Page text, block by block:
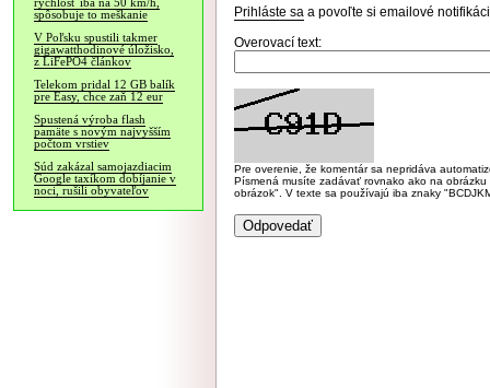
rýchlosť iba na 50 km/h,
spôsobuje to meškanie
V Poľsku spustili takmer
gigawatthodinové úložisko,
z LiFePO4 článkov
Telekom pridal 12 GB balík
pre Easy, chce zaň 12 eur
Spustená výroba flash
pamäte s novým najvyšším
počtom vrstiev
Súd zakázal samojazdiacim
Google taxíkom dobíjanie v
noci, rušili obyvateľov
Prihláste sa a povoľte si emailové
Overovací text:
Pre overenie, že komentár sa nepridáva
Písmená musíte zadávať rovnako ako na
obrázok". V texte sa používajú iba znaky